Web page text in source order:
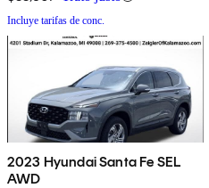
Incluye tarifas de conc.
2023 Hyundai Santa Fe SEL
AWD